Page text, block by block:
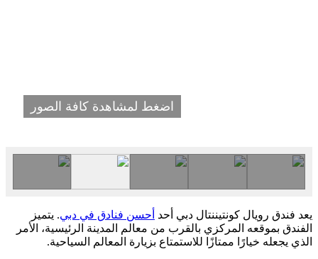
اضغط لمشاهدة كافة الصور
يعد فندق رويال كونتيننتال دبي أحد أحسن فنادق في دبي. يتميز
الفندق بموقعه المركزي بالقرب من معالم المدينة الرئيسية، الأمر
الذي يجعله خيارًا ممتازًا للاستمتاع بزيارة المعالم السياحية.